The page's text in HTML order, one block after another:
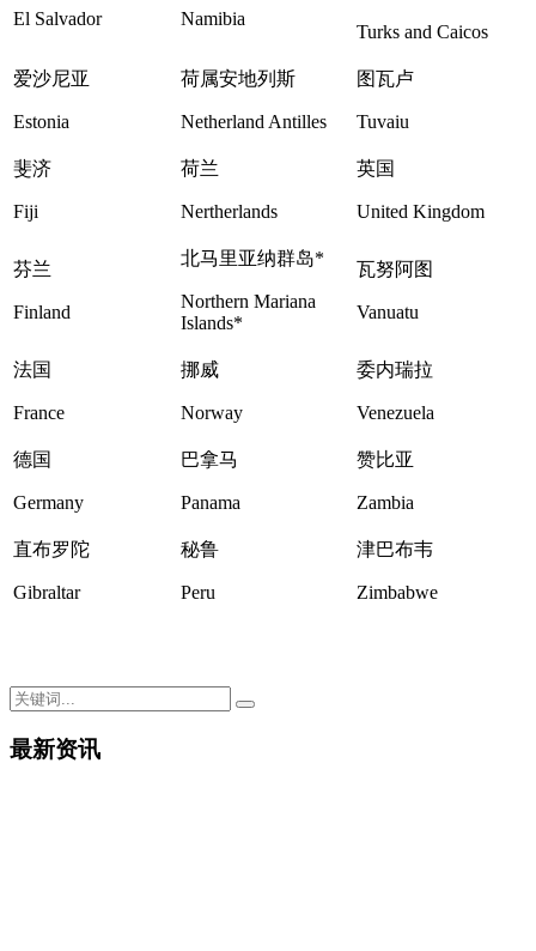
El Salvador Namibia
Turks and Caicos
爱沙尼亚
Estonia
荷属安地列斯
Netherland Antilles
图瓦卢
Tuvaiu
斐济
Fiji
荷兰
Nertherlands
英国
United Kingdom
芬兰
Finland
北马里亚纳群岛*
Northern Mariana
Islands*
瓦努阿图
Vanuatu
法国
France
挪威
Norway
委内瑞拉
Venezuela
德国
Germany
巴拿马
Panama
赞比亚
Zambia
直布罗陀
Gibraltar
秘鲁
Peru
津巴布韦
Zimbabwe
最新资讯